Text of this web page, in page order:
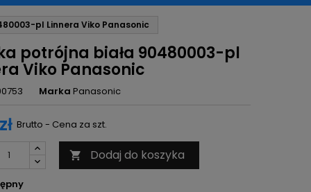
pl Linnera Viko Panasonic
potrójna biała 90480003-pl
Viko Panasonic
Marka Panasonic
Brutto - Cena za szt.
 Dodaj do koszyka